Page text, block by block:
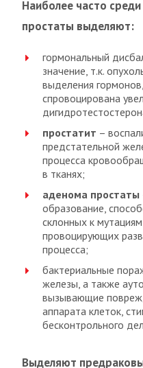
Наиболее часто
простаты выделяют:
гормональный
значение, т.к.
выделения
спровоцирована
простатит –
предстательной
процесса
в тканях;
аденома простаты
образование,
склонных к
провоцирующих
процесса;
бактериальные
железы, а также
вызывающие
аппарата клеток,
бесконтрольного
Выделяют